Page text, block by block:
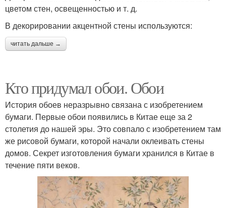
цветом стен, освещенностью и т. д.
В декорировании акцентной стены используются:
читать дальше →
Кто придумал обои. Обои
История обоев неразрывно связана с изобретением
бумаги. Первые обои появились в Китае еще за 2
столетия до нашей эры. Это совпало с изобретением там
же рисовой бумаги, которой начали оклеивать стены
домов. Секрет изготовления бумаги хранился в Китае в
течение пяти веков.